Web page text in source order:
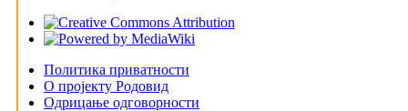
Политика приватности
О пројекту Родовид
Одрицање одговорности